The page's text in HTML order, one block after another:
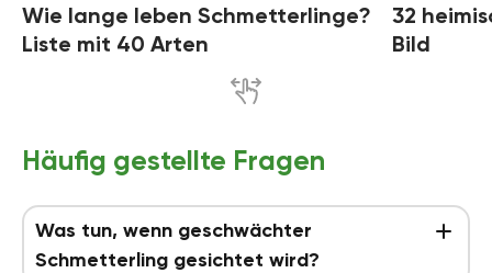
Wie lange leben Schmetterlinge?
Liste mit 40 Arten
32
Bild
Häufig gestellte Fragen
Was tun, wenn geschwächter
Schmetterling gesichtet wird?